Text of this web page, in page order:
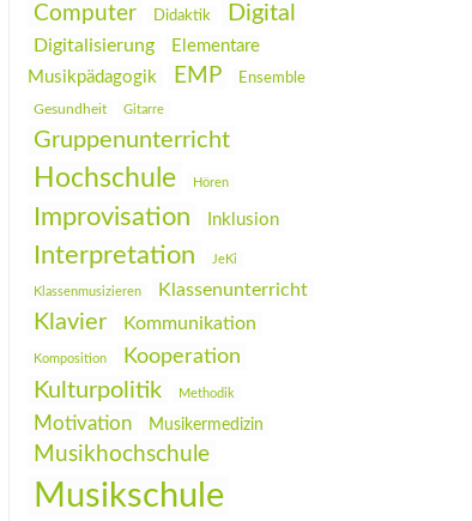
Computer Didaktik Digital
Digitalisierung
Elementare
Musikpädagogik
EMP Ensemble
Gesundheit Gitarre
Gruppenunterricht
Hochschule Hören
Improvisation Inklusion
Interpretation JeKi
Klassenmusizieren Klassenunterricht
Klavier Kommunikation
Komposition Kooperation
Kulturpolitik Methodik
Motivation Musikermedizin
Musikhochschule
Musikschule